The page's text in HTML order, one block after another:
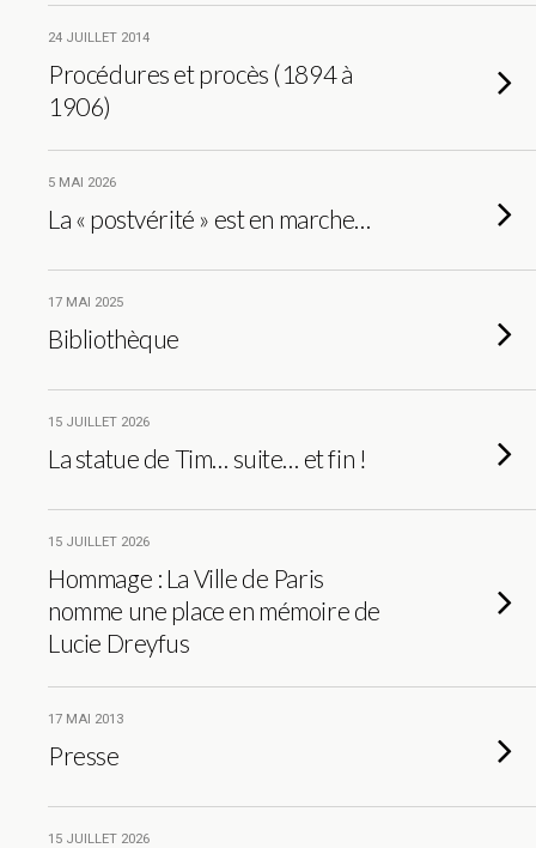
24 JUILLET 2014
Procédures et procès (1894 à
1906)
5 MAI 2026
La « postvérité » est en marche…
17 MAI 2025
Bibliothèque
15 JUILLET 2026
La statue de Tim… suite… et fin !
15 JUILLET 2026
Hommage : La Ville de Paris
nomme une place en mémoire de
Lucie Dreyfus
17 MAI 2013
Presse
15 JUILLET 2026